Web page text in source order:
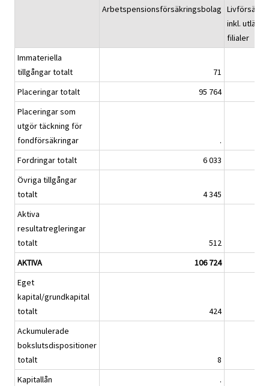
Arbetspensionsförsäkringsbolag
inkl.
filialer
Immateriella
tillgångar totalt
71
Placeringar totalt
95 764
Placeringar som
utgör täckning för
fondförsäkringar
.
Fordringar totalt
6 033
Övriga tillgångar
totalt
4 345
Aktiva
resultatregleringar
totalt
512
AKTIVA
106 724
Eget
kapital/grundkapital
totalt
424
Ackumulerade
bokslutsdispositioner
totalt
8
Kapitallån
.